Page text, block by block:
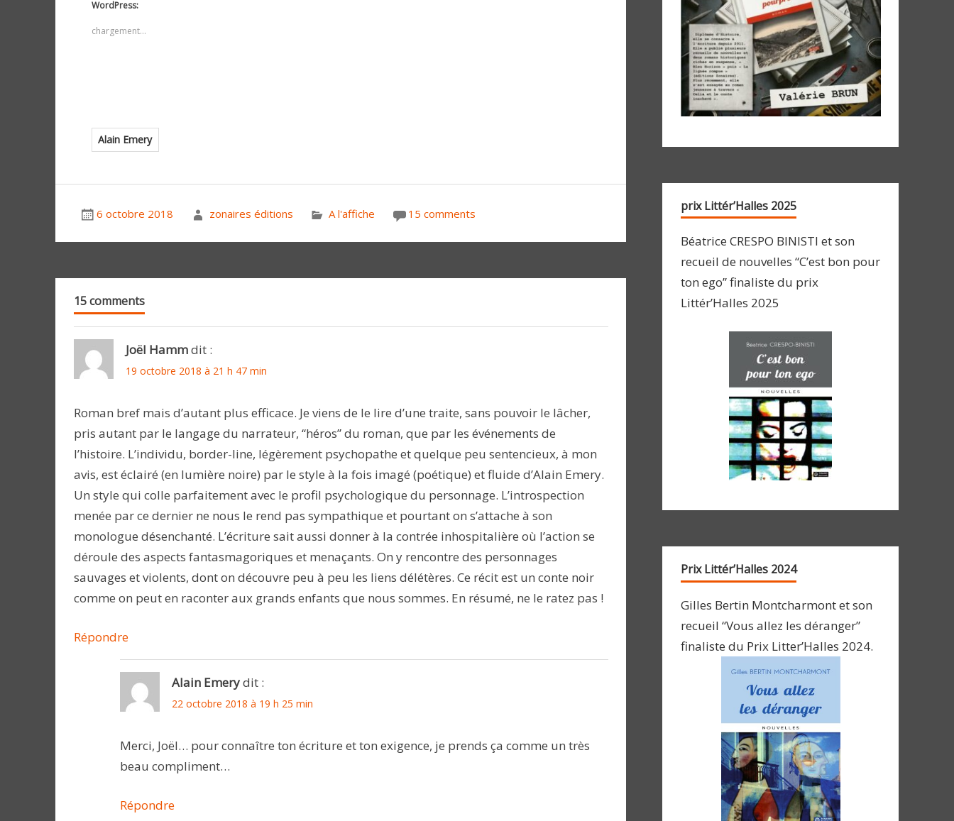
WordPress:
chargement…
Alain Emery
6 octobre 2018 zonaires éditions A l'affiche 15 comments
15 comments
Joël Hammdit :
19 octobre 2018 à 21 h 47 min
Roman bref mais d’autant plus efficace. Je viens de le lire d’une traite, sans pouvoir le lâcher,
pris autant par le langage du narrateur, “héros” du roman, que par les événements de
l’histoire. L’individu, border-line, légèrement psychopathe et quelque peu sentencieux, à mon
avis, est éclairé (en lumière noire) par le style à la fois imagé (poétique) et fluide d’Alain Emery.
Un style qui colle parfaitement avec le profil psychologique du personnage. L’introspection
menée par ce dernier ne nous le rend pas sympathique et pourtant on s’attache à son
monologue désenchanté. L’écriture sait aussi donner à la contrée inhospitalière où l’action se
déroule des aspects fantasmagoriques et menaçants. On y rencontre des personnages
sauvages et violents, dont on découvre peu à peu les liens délétères. Ce récit est un conte noir
comme on peut en raconter aux grands enfants que nous sommes. En résumé, ne le ratez pas !
Répondre
Alain Emerydit :
22 octobre 2018 à 19 h 25 min
Merci, Joël… pour connaître ton écriture et ton exigence, je prends ça comme un très
beau compliment…
Répondre
prix Littér’Halles 2025
Béatrice CRESPO BINISTI et son
recueil de nouvelles “C’est bon pour
ton ego” finaliste du prix
Littér’Halles 2025
Prix Littér’Halles 2024
Gilles Bertin Montcharmont et son
recueil “Vous allez les déranger”
finaliste du Prix Litter’Halles 2024.